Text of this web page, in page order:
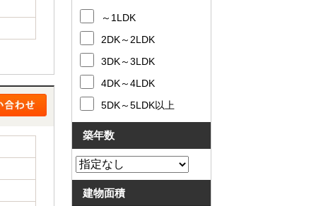
～1LDK
2DK～2LDK
3DK～3LDK
4DK～4LDK
5DK～5LDK以上
築年数
建物面積